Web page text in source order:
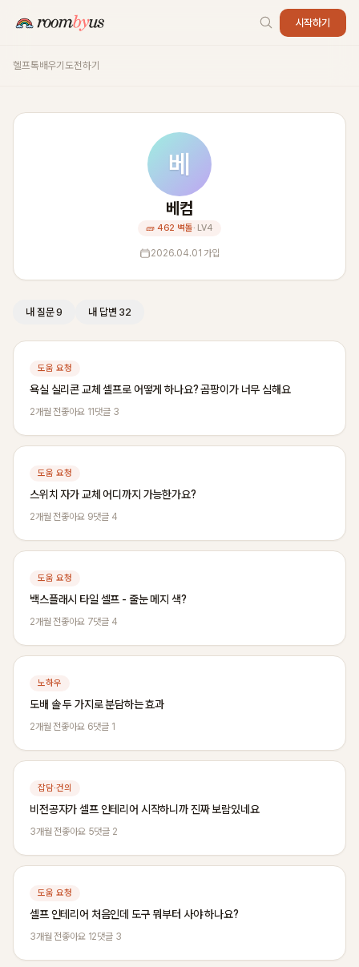
시작하기
헬프톡배우기도전하기
베
베컴
🧱 462 벽돌· LV4
2026.04.01 가입
내 질문 9 내 답변 32
도움 요청
욕실 실리콘 교체 셀프로 어떻게 하나요? 곰팡이가 너무 심해요
2개월 전좋아요 11 댓글 3
도움 요청
스위치 자가 교체 어디까지 가능한가요?
2개월 전좋아요 9댓글 4
도움 요청
백스플래시 타일 셀프 - 줄눈 메지 색?
2개월 전좋아요 7댓글 4
노하우
도배 솔 두 가지로 분담하는 효과
2개월 전좋아요 6댓글 1
잡담·건의
비전공자가 셀프 인테리어 시작하니까 진짜 보람있네요
3개월 전좋아요 5댓글 2
도움 요청
셀프 인테리어 처음인데 도구 뭐부터 사야 하나요?
3개월 전좋아요 12댓글 3